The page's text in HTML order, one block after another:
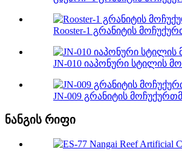
Rooster-1 გრანიტის
JN-010 იაპონური სტილის
JN-009 გრანიტის
ნანგის რიფი